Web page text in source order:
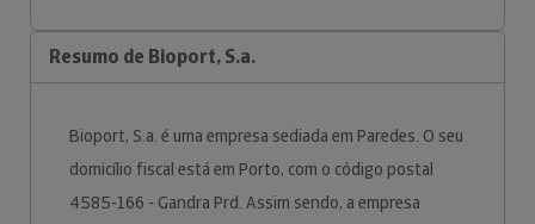
Resumo de Bioport, S.a.
Bioport, S.a. é uma empresa sediada em Paredes. O seu
domicílio fiscal está em Porto, com o código postal
4585-166 - Gandra Prd. Assim sendo, a empresa